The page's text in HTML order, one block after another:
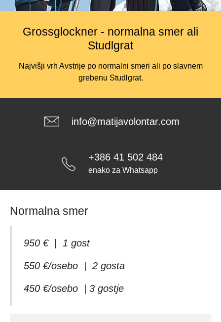
Grossglockner - normalna smer ali
Studlgrat
Najvišji vrh Avstrije po normalni smeri ali po slavnem
grebenu Studlgrat.
info@matijavolontar.com
+386 41 502 484
enako za Whatsapp
Normalna smer
950 € | 1 gost
550 €/osebo | 2 gosta
450 €/osebo | 3 gostje